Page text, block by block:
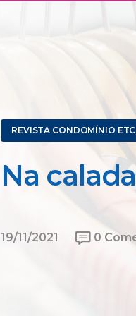
REVISTA CONDOMÍNIO
Na
19/11/2021 0